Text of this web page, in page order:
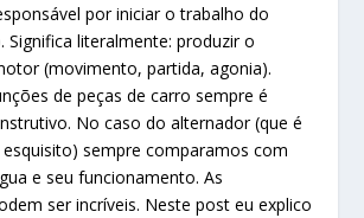
por iniciar o trabalho do
literalmente: produzir o
(movimento, partida, agonia).
de peças de carro sempre é
No caso do alternador (que é
sempre comparamos com
e seu funcionamento. As
ser incríveis. Neste post eu explico